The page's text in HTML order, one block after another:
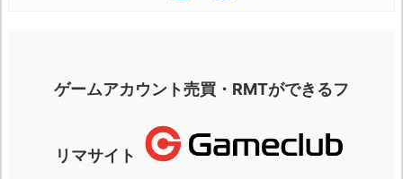
ゲームアカウント売買・RMTができるフ
リマサイト